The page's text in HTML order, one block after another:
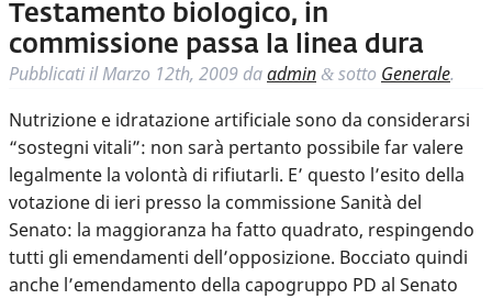
Testamento biologico, in
commissione passa la linea dura
Pubblicati ilMarzo 12th, 2009 daadmin & sotto Generale.
Nutrizione e idratazione artificiale sono da considerarsi
“sostegni vitali”: non sarà pertanto possibile far valere
legalmente la volontà di rifiutarli. E’ questo l’esito della
votazione di ieri presso la commissione Sanità del
Senato: la maggioranza ha fatto quadrato, respingendo
tutti gli emendamenti dell’opposizione. Bocciato quindi
anche l’emendamento della capogruppo PD al Senato